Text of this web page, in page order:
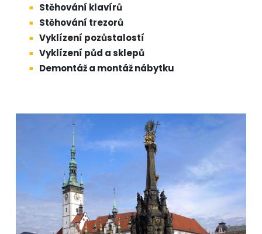
Stěhování klavírů
Stěhování trezorů
Vyklízení pozůstalostí
Vyklízení půd a sklepů
Demontáž a montáž nábytku